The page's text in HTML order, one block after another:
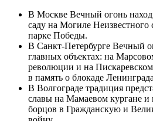
В Москве Вечный огонь
саду на Могиле Неизвестного
парке Победы.
В Санкт-Петербурге Вечный
главных объектах: на
революции и на
в память о блокаде
В Волгограде традиция
славы на Мамаевом кургане
борцов в Гражданскую и